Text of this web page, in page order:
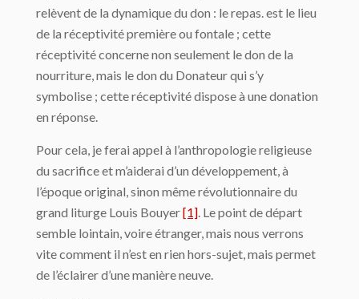
relèvent de la dynamique du don : le repas. est le lieu
de la réceptivité première ou fontale ; cette
réceptivité concerne non seulement le don de la
nourriture, mais le don du Donateur qui s’y
symbolise ; cette réceptivité dispose à une donation
en réponse.
Pour cela, je ferai appel à l’anthropologie religieuse
du sacrifice et m’aiderai d’un développement, à
l’époque original, sinon même révolutionnaire du
grand liturge Louis Bouyer[1]. Le point de départ
semble lointain, voire étranger, mais nous verrons
vite comment il n’est en rien hors-sujet, mais permet
de l’éclairer d’une manière neuve.